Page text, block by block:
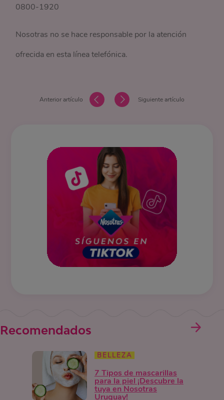
0800-1920
Nosotras no se hace responsable por la atención
ofrecida en esta línea telefónica.
Anterior artículo Siguiente artículo
Recomendados
BELLEZA
7 Tipos de mascarillas
para la piel ¡Descubre la
tuya en Nosotras
Uruguay!